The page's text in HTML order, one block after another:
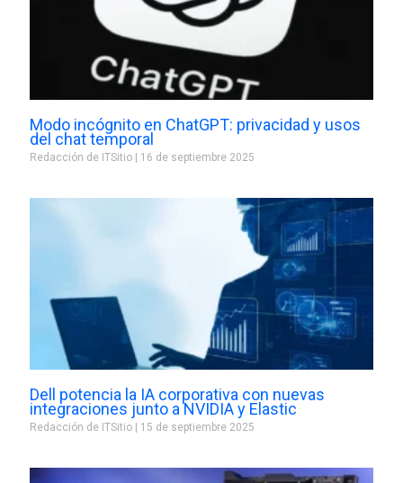
Modo incógnito en ChatGPT: privacidad y usos
del chat temporal
Redacción de ITSitio 16 de septiembre 2025
Dell potencia la IA corporativa con nuevas
integraciones junto a NVIDIA y Elastic
Redacción de ITSitio 15 de septiembre 2025